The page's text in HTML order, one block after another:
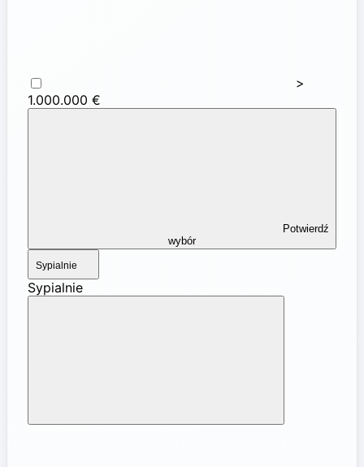
>
1.000.000 €
wybór
Sypialnie
Sypialnie